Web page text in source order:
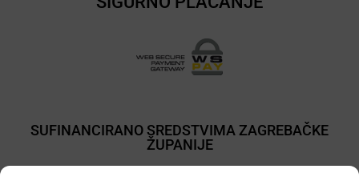
SUFINANCIRANO SREDSTVIMA ZAGREBAČKE
ŽUPANIJE